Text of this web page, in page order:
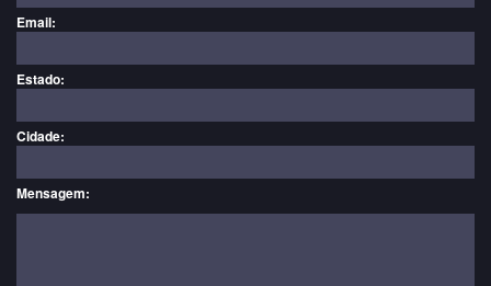
Email:
Estado:
Cidade:
Mensagem: